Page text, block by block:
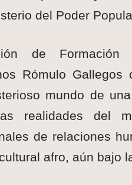
del Poder
de
Rómulo
mundo de
realidades del
de relaciones
afro, aún bajo